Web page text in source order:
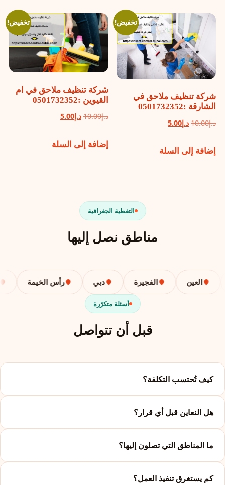
تخفيض!
شركة تنظيف ملاحق في
الشارقة :0501732352
د.إ10.00 السعر
هو:
د.إ5.00السعر
هو:
إضافة إلى السلة
تخفيض!
شركة تنظيف ملاحق في ام
القيوين :0501732352
د.إ10.00السعر
هو:
د.إ5.00السعر
هو:
إضافة إلى السلة
التغطية الجغرافية
مناطق نصل إليها
العين الفجيرة دبي رأس الخيمة
أسئلة متكرّرة
قبل أن تتواصل
كيف تُحتسب التكلفة؟
هل النعاين قبل أي قرار؟
ما المناطق التي تصلون إليها؟
كم يستغرق تنفيذ العمل؟